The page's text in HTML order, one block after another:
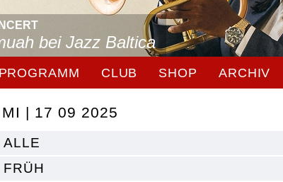
bei Jazz Baltica
PROGRAMM CLUB SHOP ARCHIV
MI | 17 09 2025
ALLE
FRÜH